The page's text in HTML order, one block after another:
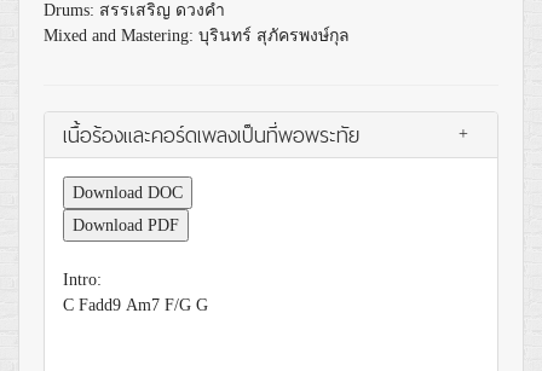
Drums: สรรเสริญ ดวงคำ
Mixed and Mastering: บุรินทร์​ สุภัครพงษ์กุล
เนื้อร้องและคอร์ดเพลงเป็นที่พอพระทัย +
Download DOC
Download PDF
Intro:
C Fadd9 Am7 F/G G